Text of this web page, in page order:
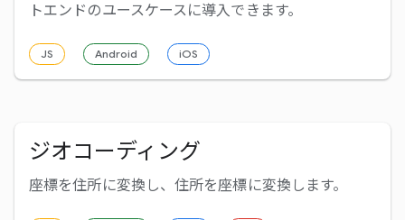
トエンドのユースケースに導入できます。
JS Android iOS
ジオコーディング
座標を住所に変換し、住所を座標に変換します。